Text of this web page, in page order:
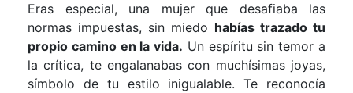
Eras especial, una mujer que desafiaba las
normas impuestas, sin miedo habías trazado tu
propio camino en la vida. Un espíritu sin temor a
la crítica, te engalanabas con muchísimas joyas,
símbolo de tu estilo inigualable. Te reconocía